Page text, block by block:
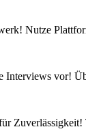
Nutze
Interviews vor!